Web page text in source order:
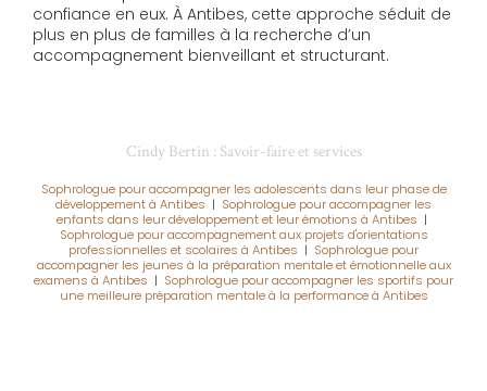
confiance en eux. À Antibes, cette approche séduit de
plus en plus de familles à la recherche d’un
accompagnement bienveillant et structurant.
Cindy Bertin : Savoir-faire et services
Sophrologue pour accompagner les adolescents dans leur phase de
développement à Antibes | Sophrologue pour accompagner les
enfants dans leur développement et leur émotions à Antibes |
Sophrologue pour accompagnement aux projets d'orientations
professionnelles et scolaires à Antibes | Sophrologue pour
accompagner les jeunes à la préparation mentale et émotionnelle aux
examens à Antibes | Sophrologue pour accompagner les sportifs pour
une meilleure préparation mentale à la performance à Antibes